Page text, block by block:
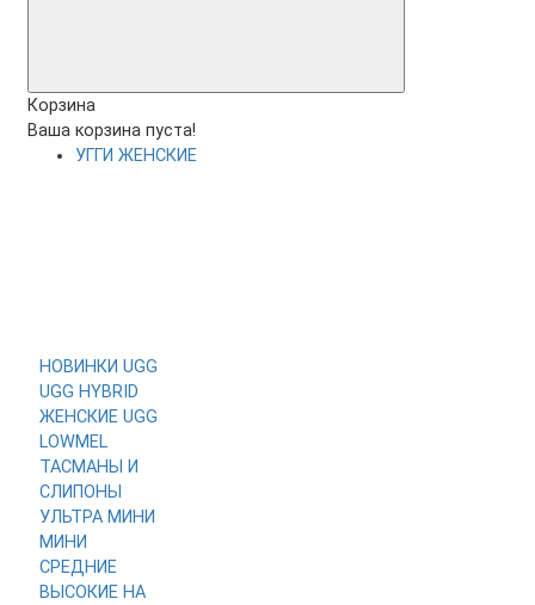
Корзина
Ваша корзина пуста!
УГГИ ЖЕНСКИЕ
НОВИНКИ UGG
UGG HYBRID
ЖЕНСКИЕ UGG
LOWMEL
ТАСМАНЫ И
СЛИПОНЫ
УЛЬТРА МИНИ
МИНИ
СРЕДНИЕ
ВЫСОКИЕ НА